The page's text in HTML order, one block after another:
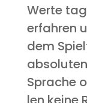
Wer­te
erfah­ren
dem
Spra­che